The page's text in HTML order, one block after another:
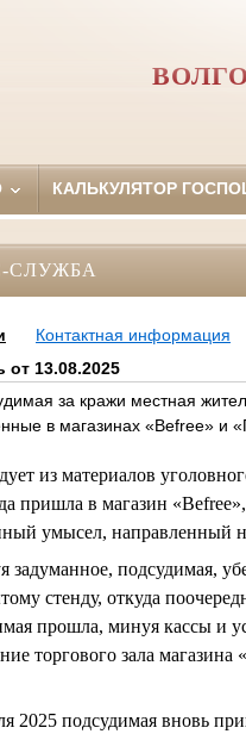
КАЛЬКУЛЯТОР
СЛУЖБА
Контактная информация
от 13.08.2025
за кражи местная
в магазинах «Befree» и
из материалов
пришла в магазин «Befree
умысел, направленный
задуманное, подсудимая,
стенду, откуда
прошла, минуя кассы и
торгового зала магазина
2025 подсудимая вновь